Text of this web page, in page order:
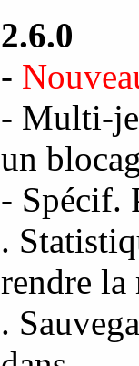
2.6.0
-
- Multi-
un
- Spécif.
.
rendre la
.